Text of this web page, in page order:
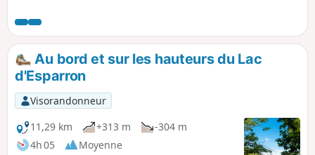
village (facultatif).
Au bord et sur les hauteurs du Lac
d'Esparron
Visorandonneur
11,29 km
+313 m
-304 m
4h 05
Moyenne